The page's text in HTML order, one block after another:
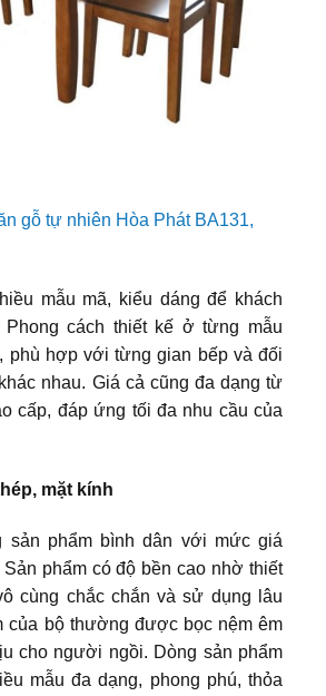
gỗ tự nhiên Hòa Phát BA131,
mẫu mã, kiểu dáng để khách
Phong cách thiết kế ở từng mẫu
phù hợp với từng gian bếp và đối
nhau. Giá cả cũng đa dạng từ
cấp, đáp ứng tối đa nhu cầu của
mặt kính
sản phẩm bình dân với mức giá
Sản phẩm có độ bền cao nhờ thiết
cùng chắc chắn và sử dụng lâu
của bộ thường được bọc nệm êm
cho người ngồi. Dòng sản phẩm
mẫu đa dạng, phong phú, thỏa